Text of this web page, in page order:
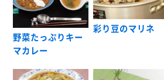
野菜たっぷりキー
マカレー
彩り豆のマリネ